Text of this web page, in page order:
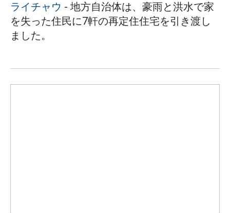
ライチャウ - 地方自治体は、豪雨と洪水で家
を失った住民に7軒の再定住住宅を引き渡し
ました。